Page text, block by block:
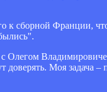
к сборной Франции,
с Олегом
доверять. Моя задача –